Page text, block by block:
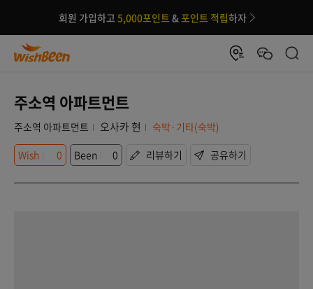
회원 가입하고 5,000포인트 &포인트 적립하자
주소역 아파트먼트
주소역 아파트먼트 오사카 현
숙박·기타(숙박)
Wish
0 Been 0 리뷰하기 공유하기